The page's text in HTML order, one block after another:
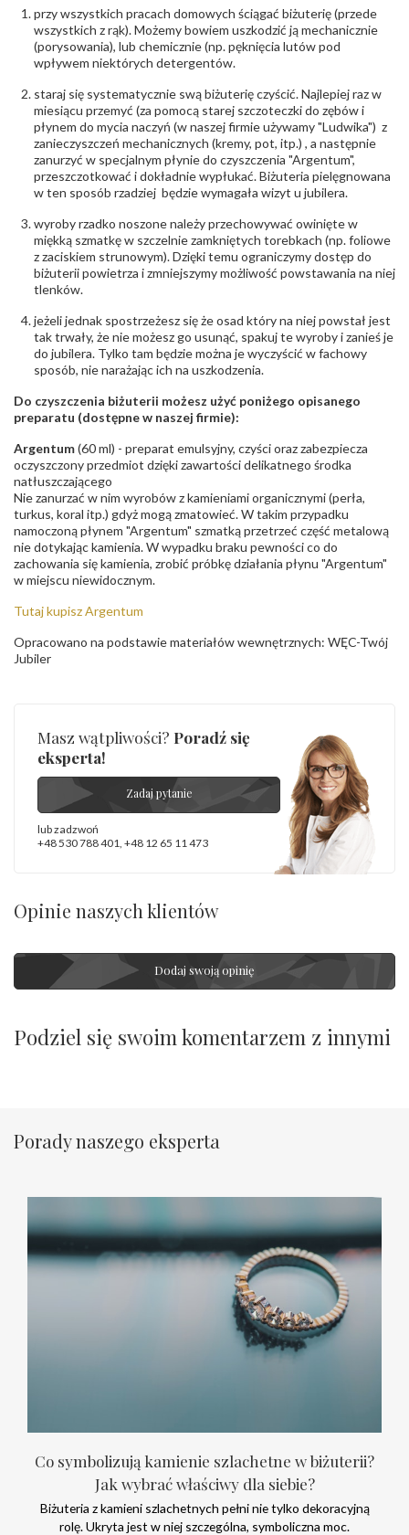
Barwa:
Czystość: VS
POZOSTAŁE KAMIENIE
Rodzaje
kamieni
Rubin
INNE PARAMETRY
Producent
odpowiedzialny:
WĘC-Twój Jubiler S.C. Artur Węc, Małgorzata
Suchan, ul. Kurczaba 3, 30-868 Kraków; NIP:
679-25-92-107; sklep@wec.com.pl
- rodzaj
ostrzeżenia :
,Elementy w wyrobie wykonane z białego złota
zawierają nikiel
przy wszystkich pracach domowych ściągać biżuterię (przede
wszystkich z rąk). Możemy bowiem uszkodzić ją mechanicznie
(porysowania), lub chemicznie (np. pęknięcia lutów pod
wpływem niektórych detergentów.
staraj się systematycznie swą biżuterię czyścić. Najlepiej raz w
miesiącu przemyć (za pomocą starej szczoteczki do zębów i
płynem do mycia naczyń (w naszej firmie używamy "Ludwika") z
zanieczyszczeń mechanicznych (kremy, pot, itp.) , a następnie
zanurzyć w specjalnym płynie do czyszczenia "Argentum",
przeszczotkować i dokładnie wypłukać. Biżuteria pielęgnowana
w ten sposób rzadziej będzie wymagała wizyt u jubilera.
wyroby rzadko noszone należy przechowywać owinięte w
miękką szmatkę w szczelnie zamkniętych torebkach (np. foliowe
z zaciskiem strunowym). Dzięki temu ograniczymy dostęp do
biżuterii powietrza i zmniejszymy możliwość powstawania na niej
tlenków.
jeżeli jednak spostrzeżesz się że osad który na niej powstał jest
tak trwały, że nie możesz go usunąć, spakuj te wyroby i zanieś je
do jubilera. Tylko tam będzie można je wyczyścić w fachowy
sposób, nie narażając ich na uszkodzenia.
Do czyszczenia biżuterii możesz użyć poniżego opisanego
preparatu (dostępne w naszej firmie):
Argentum(60 ml) - preparat emulsyjny, czyści oraz zabezpiecza
oczyszczony przedmiot dzięki zawartości delikatnego środka
natłuszczającego
Nie zanurzać w nim wyrobów z kamieniami organicznymi (perła,
turkus, koral itp.) gdyż mogą zmatowieć. W takim przypadku
namoczoną płynem "Argentum" szmatką przetrzeć część metalową
nie dotykając kamienia. W wypadku braku pewności co do
zachowania się kamienia, zrobić próbkę działania płynu "Argentum"
w miejscu niewidocznym.
Tutaj kupisz Argentum
Opracowano na podstawie materiałów wewnętrznych: WĘC-Twój
Jubiler
Masz wątpliwości? Poradź się
eksperta!
Zadaj pytanie
lub zadzwoń
+48 530 788 401 +48 12 65 11 473
Opinie naszych klientów
Dodaj swoją opinię
Podziel się swoim komentarzem z innymi
Porady naszego eksperta
Co symbolizują kamienie szlachetne w biżuterii?
Jak wybrać właściwy dla siebie?
Biżuteria z kamieni szlachetnych pełni nie tylko dekoracyjną
rolę. Ukryta jest w niej szczególna, symboliczna moc.